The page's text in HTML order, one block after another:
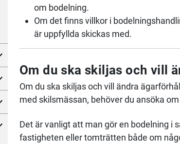
om bodelning.
Om det finns villkor i
är uppfyllda skickas med.
Om du ska skiljas och vill
Om du ska skiljas och vill ändra
med skilsmässan, behöver du ansöka
Det är vanligt att man gör en bodelning i
fastigheten eller tomträtten både om